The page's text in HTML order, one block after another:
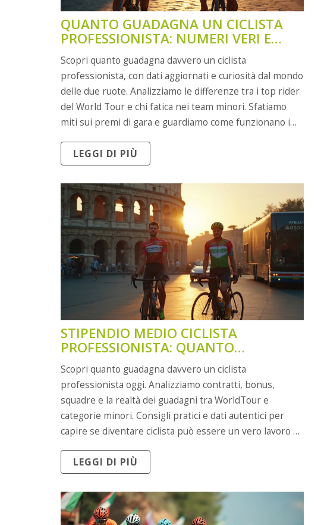
QUANTO GUADAGNA UN CICLISTA
PROFESSIONISTA: NUMERI VERI E
RETROSCENA
Scopri quanto guadagna davvero un ciclista
professionista, con dati aggiornati e curiosità dal mondo
delle due ruote. Analizziamo le differenze tra i top rider
del World Tour e chi fatica nei team minori. Sfatiamo
miti sui premi di gara e guardiamo come funzionano i
il denaro nel ciclismo, qui trovi risposte concrete e utili
per orientarti.
LEGGI DI PIÙ
STIPENDIO MEDIO CICLISTA
PROFESSIONISTA: QUANTO
GUADAGNA DAVVERO UN PRO?
Scopri quanto guadagna davvero un ciclista
professionista oggi. Analizziamo contratti, bonus,
squadre e la realtà dei guadagni tra WorldTour e
categorie minori. Consigli pratici e dati autentici per
capire se diventare ciclista può essere un vero lavoro o
campioni e chi fatica dietro le quinte. Trovi anche dritte
utili su come funzionano gli stipendi e cosa aspettarsi
nel 2025.
LEGGI DI PIÙ